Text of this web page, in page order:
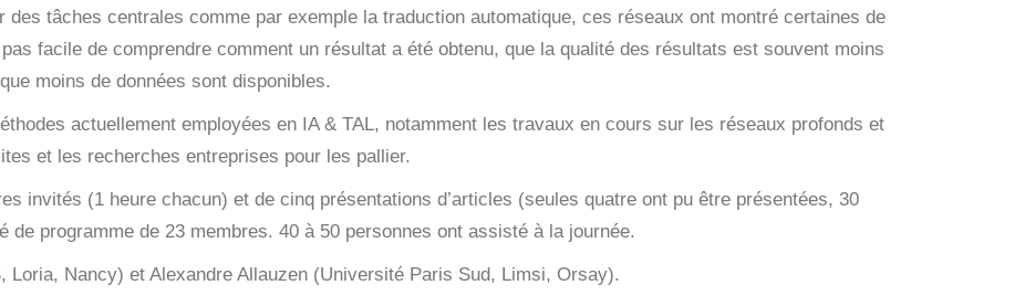
des tâches centrales comme par exemple la traduction automatique, ces réseaux ont montré certaines de
facile de comprendre comment un résultat a été obtenu, que la qualité des résultats est souvent moins
moins de données sont disponibles.
actuellement employées en IA & TAL, notamment les travaux en cours sur les réseaux profonds et
et les recherches entreprises pour les pallier.
invités (1 heure chacun) et de cinq présentations d’articles (seules quatre ont pu être présentées, 30
de programme de 23 membres. 40 à 50 personnes ont assisté à la journée.
Loria, Nancy) et Alexandre Allauzen (Université Paris Sud, Limsi, Orsay).